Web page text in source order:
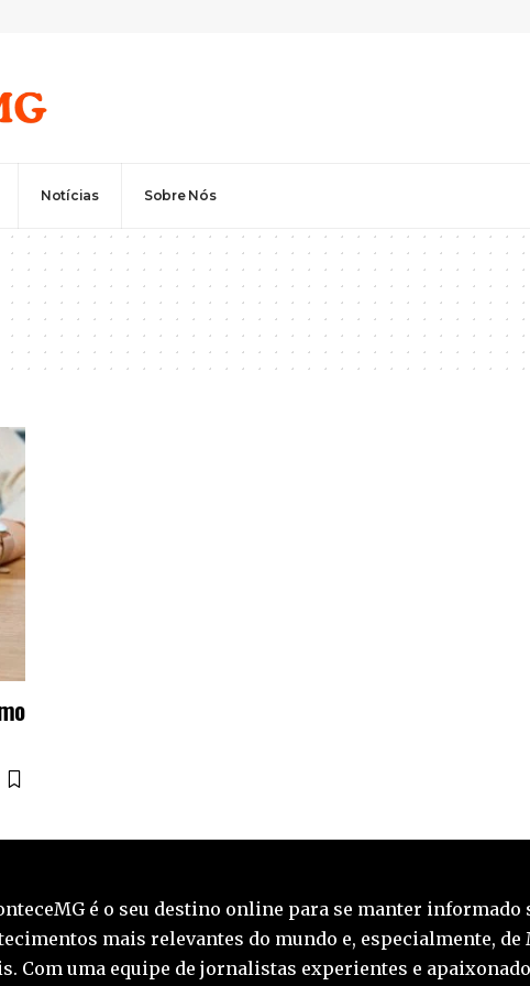
Notícias Sobre Nós
é o seu destino online para se manter informado
mais relevantes do mundo e, especialmente, de
Com uma equipe de jornalistas experientes e